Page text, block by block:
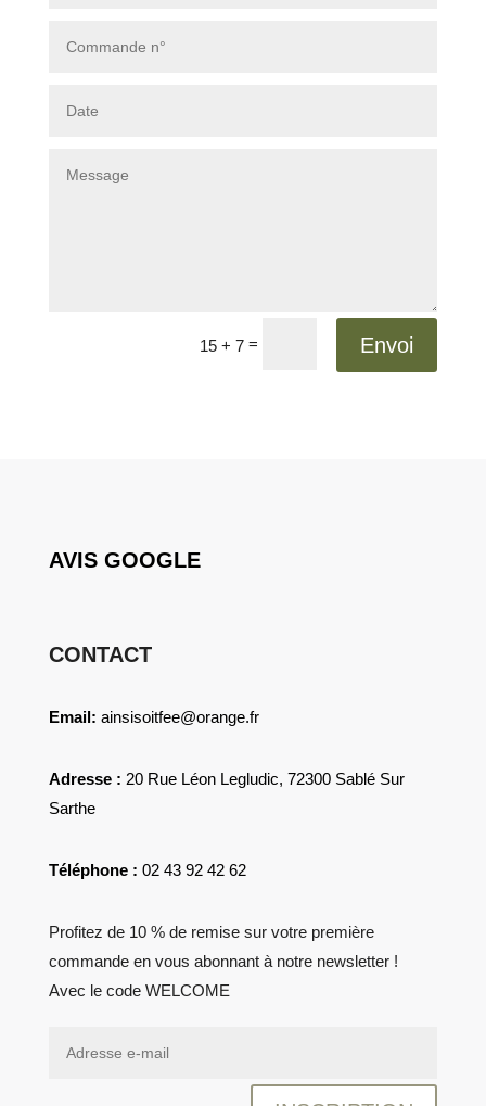
15 + 7 = Envoi
AVIS GOOGLE
CONTACT
Email: ainsisoitfee@orange.fr
Adresse : 20 Rue Léon Legludic, 72300 Sablé Sur
Sarthe
Téléphone : 02 43 92 42 62
Profitez de 10 % de remise sur votre première
commande en vous abonnant à notre newsletter !
Avec le code WELCOME